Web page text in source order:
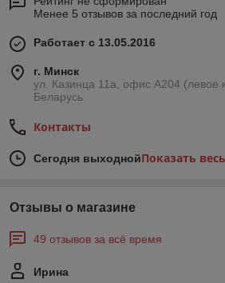
Менее 5 отзывов за последний год
Работает с 13.05.2016
г. Минск
ул. Казинца 11а, офис А204 (левое
Беларусь
Контакты
Сегодня выходнойПоказать
Отзывы о магазине
49 отзывов за всё время
Ирина